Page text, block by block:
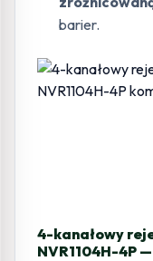
barier.
4-kanałowy
NVR1104H-4P